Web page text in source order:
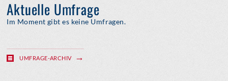
Aktuelle Umfrage
Im Moment gibt es keine Umfragen.
UMFRAGE-ARCHIV